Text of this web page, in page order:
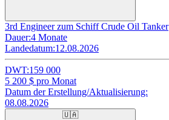
3rd Engineer zum Schiff Crude Oil Tanker
Dauer:4 Monate
Landedatum:12.08.2026
DWT:159 000
5 200 $ pro Monat
Datum der Erstellung/Aktualisierung:
08.08.2026
🇺🇦